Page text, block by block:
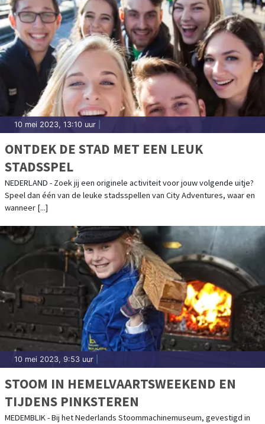
10 mei 2023, 13:10 uur
ONTDEK DE STAD MET EEN LEUK
STADSSPEL
NEDERLAND - Zoek jij een originele activiteit voor jouw volgende uitje?
Speel dan één van de leuke stadsspellen van City Adventures, waar en
wanneer [...]
10 mei 2023, 9:53 uur
STOOM IN HEMELVAARTSWEEKEND EN
TIJDENS PINKSTEREN
MEDEMBLIK - Bij het Nederlands Stoommachinemuseum, gevestigd in